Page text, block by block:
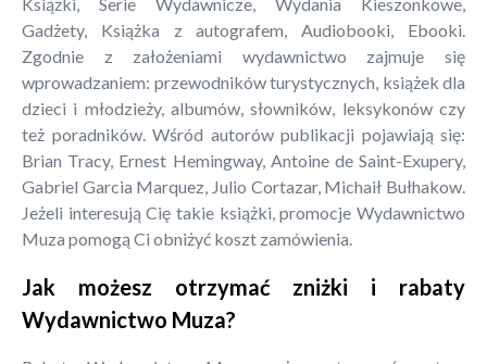
Książki, Serie Wydawnicze, Wydania Kieszonkowe,
Gadżety, Książka z autografem, Audiobooki, Ebooki.
Zgodnie z założeniami wydawnictwo zajmuje się
wprowadzaniem: przewodników turystycznych, książek dla
dzieci i młodzieży, albumów, słowników, leksykonów czy
też poradników. Wśród autorów publikacji pojawiają się:
Brian Tracy, Ernest Hemingway, Antoine de Saint-Exupery,
Gabriel Garcia Marquez, Julio Cortazar, Michaił Bułhakow.
Jeżeli interesują Cię takie książki, promocje Wydawnictwo
Muza pomogą Ci obniżyć koszt zamówienia.
Jak możesz otrzymać zniżki i rabaty
Wydawnictwo Muza?